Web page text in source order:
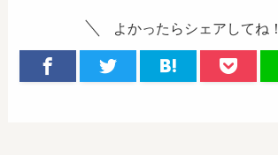
よかったらシェアしてね！